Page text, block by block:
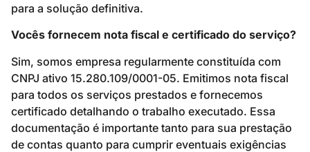
para a solução definitiva.
Vocês fornecem nota fiscal e certificado do serviço?
Sim, somos empresa regularmente constituída com
CNPJ ativo 15.280.109/0001-05. Emitimos nota fiscal
para todos os serviços prestados e fornecemos
certificado detalhando o trabalho executado. Essa
documentação é importante tanto para sua prestação
de contas quanto para cumprir eventuais exigências